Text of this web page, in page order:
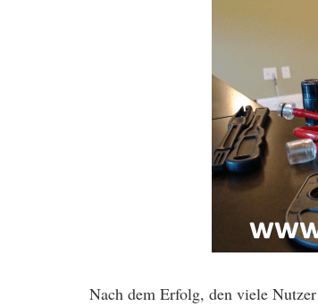
Nach dem Erfolg, den viele